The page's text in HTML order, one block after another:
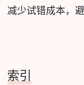
减少试错成本，
索引